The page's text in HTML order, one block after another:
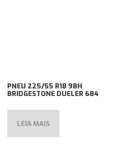
PNEU 225/55 R18 98H
BRIDGESTONE DUELER 684
LEIA MAIS